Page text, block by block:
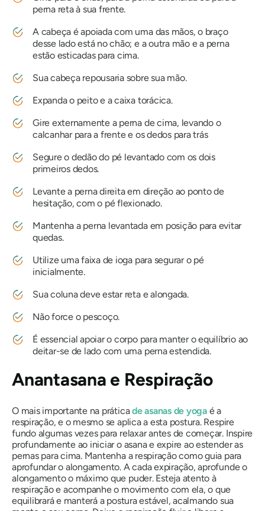
perna reta à sua frente.
A cabeça é apoiada com uma das mãos, o braço
desse lado está no chão; e a outra mão e a perna
estão esticadas para cima.
Sua cabeça repousaria sobre sua mão.
Expanda o peito e a caixa torácica.
Gire externamente a perna de cima, levando o
calcanhar para a frente e os dedos para trás
Segure o dedão do pé levantado com os dois
primeiros dedos.
Levante a perna direita em direção ao ponto de
hesitação, com o pé flexionado.
Mantenha a perna levantada em posição para evitar
quedas.
Utilize uma faixa de ioga para segurar o pé
inicialmente.
Sua coluna deve estar reta e alongada.
Não force o pescoço.
É essencial apoiar o corpo para manter o equilíbrio ao
deitar-se de lado com uma perna estendida.
Anantasana e Respiração
O mais importante na práticade asanas de yogaé a
respiração, e o mesmo se aplica a esta postura. Respire
fundo algumas vezes para relaxar antes de começar. Inspire
profundamente ao iniciar o asana e expire ao estender as
pernas para cima. Mantenha a respiração como guia para
aprofundar o alongamento. A cada expiração, aprofunde o
alongamento o máximo que puder. Esteja atento à
respiração e acompanhe o movimento com ela, o que
equilibrará e manterá a postura estável, acalmando sua